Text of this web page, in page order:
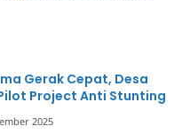
Gerak Cepat, Desa
Project Anti Stunting
2025